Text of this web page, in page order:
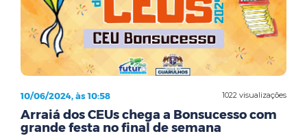
1022 visualizações
10/06/2024, às 10:58
Arraiá dos CEUs chega a Bonsucesso com
grande festa no final de semana